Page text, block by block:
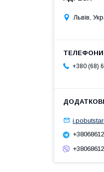
Львів,
+380 (68)